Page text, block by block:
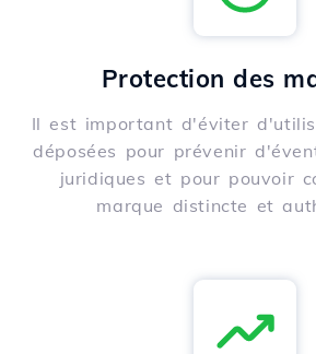
Protection des
Il est important d'éviter
déposées pour prévenir
juridiques et pour pouvoir
marque distincte et